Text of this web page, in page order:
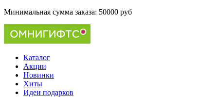
Минимальная сумма заказа: 50000 руб
Каталог
Акции
Новинки
Хиты
Идеи подарков